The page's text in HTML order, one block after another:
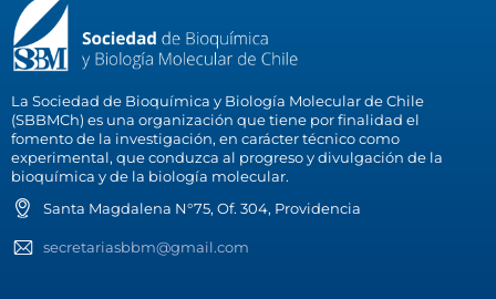
La Sociedad de Bioquímica y Biología Molecular de Chile
(SBBMCh) es una organización que tiene por finalidad el
fomento de la investigación, en carácter técnico como
experimental, que conduzca al progreso y divulgación de la
bioquímica y de la biología molecular.
Santa Magdalena N°75, Of. 304, Providencia
secretariasbbm@gmail.com